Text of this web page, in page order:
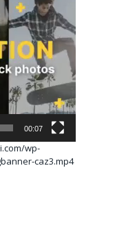
00:07
wp-
caz3.mp4